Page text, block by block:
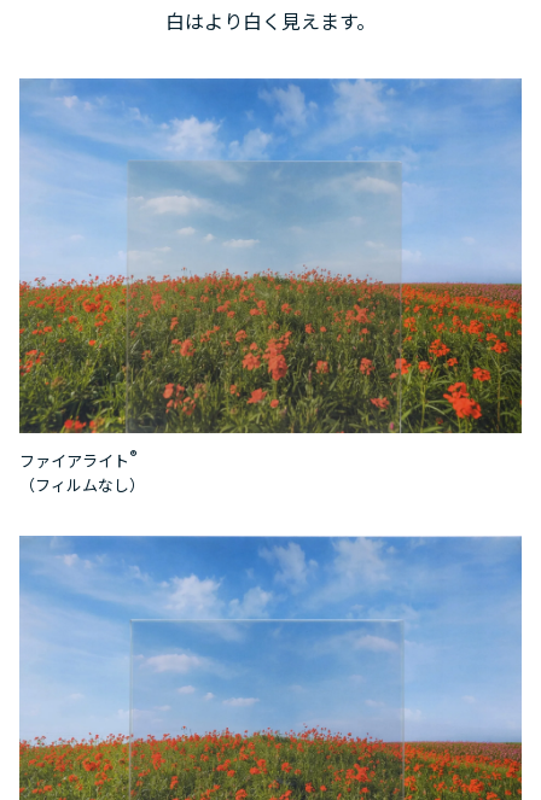
白はより白く見えます。
ファイアライト®
（フィルムなし）